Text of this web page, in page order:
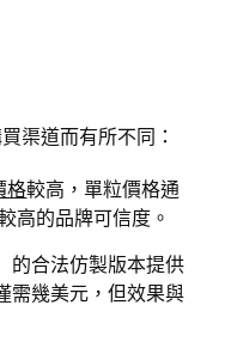
渠道而有所不同：
格較高，單粒價格通
高的品牌可信度。
的合法仿製版本提供
需幾美元，但效果與